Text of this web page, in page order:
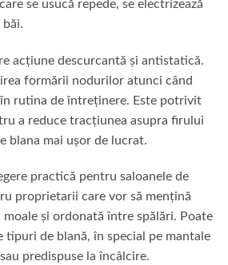
se usucă repede, se electrizează
băi.
acțiune descurcantă și antistatică.
formării nodurilor atunci când
rutina de întreținere. Este potrivit
a reduce tracțiunea asupra firului
blana mai ușor de lucrat.
practică pentru saloanele de
proprietarii care vor să mențină
moale și ordonată între spălări. Poate
de blană, în special pe mantale
predispuse la încâlcire.